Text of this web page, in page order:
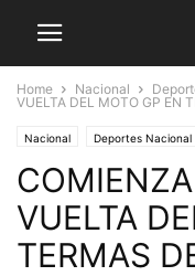
Home Nacional
VUELTA DEL MOTO GP EN
Nacional Deportes Nacional
VUELTA
TERMAS